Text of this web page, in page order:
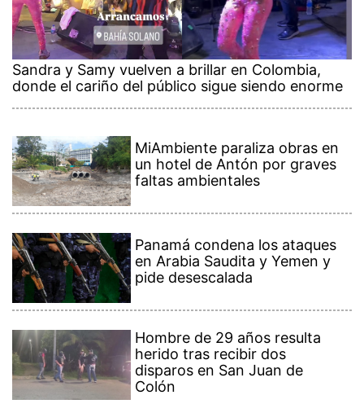
Sandra y Samy vuelven a brillar en Colombia,
donde el cariño del público sigue siendo enorme
MiAmbiente paraliza obras en
un hotel de Antón por graves
faltas ambientales
Panamá condena los ataques
en Arabia Saudita y Yemen y
pide desescalada
Hombre de 29 años resulta
herido tras recibir dos
disparos en San Juan de
Colón